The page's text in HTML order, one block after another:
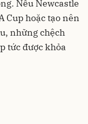
Nếu Newcastle
Cup hoặc tạo nên
những chệch
tức được khỏa